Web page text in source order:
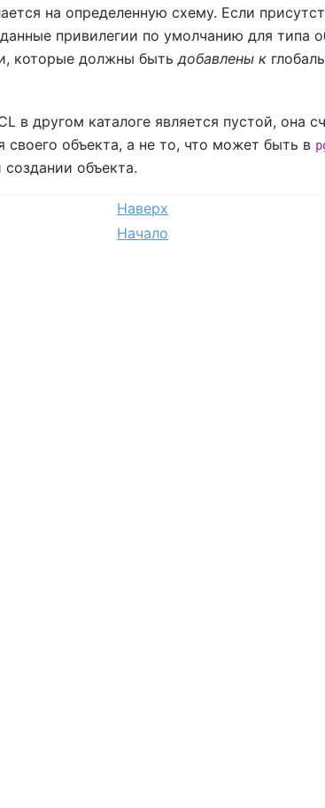
на определенную схему. Если
привилегии по умолчанию для типа
которые должны бытьдобавлены к
в другом каталоге является пустой, она
объекта, а не то, что может быть в
объекта.
Наверх
Начало